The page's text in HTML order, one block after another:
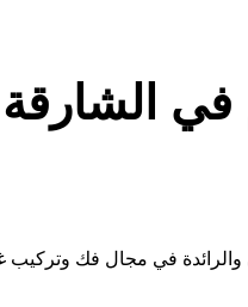
الشارقة
والرائدة في مجال فك